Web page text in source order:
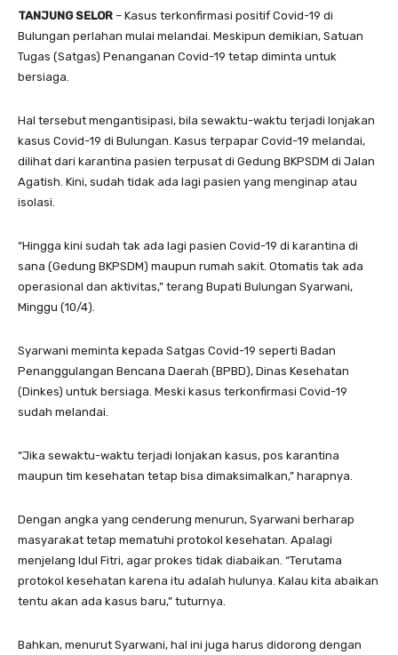
TANJUNG SELOR – Kasus terkonfirmasi positif Covid-19 di
Bulungan perlahan mulai melandai. Meskipun demikian, Satuan
Tugas (Satgas) Penanganan Covid-19 tetap diminta untuk
bersiaga.
Hal tersebut mengantisipasi, bila sewaktu-waktu terjadi lonjakan
kasus Covid-19 di Bulungan. Kasus terpapar Covid-19 melandai,
dilihat dari karantina pasien terpusat di Gedung BKPSDM di Jalan
Agatish. Kini, sudah tidak ada lagi pasien yang menginap atau
isolasi.
“Hingga kini sudah tak ada lagi pasien Covid-19 di karantina di
sana (Gedung BKPSDM) maupun rumah sakit. Otomatis tak ada
operasional dan aktivitas,” terang Bupati Bulungan Syarwani,
Minggu (10/4).
Syarwani meminta kepada Satgas Covid-19 seperti Badan
Penanggulangan Bencana Daerah (BPBD), Dinas Kesehatan
(Dinkes) untuk bersiaga. Meski kasus terkonfirmasi Covid-19
sudah melandai.
“Jika sewaktu-waktu terjadi lonjakan kasus, pos karantina
maupun tim kesehatan tetap bisa dimaksimalkan,” harapnya.
Dengan angka yang cenderung menurun, Syarwani berharap
masyarakat tetap mematuhi protokol kesehatan. Apalagi
menjelang Idul Fitri, agar prokes tidak diabaikan. “Terutama
protokol kesehatan karena itu adalah hulunya. Kalau kita abaikan
tentu akan ada kasus baru,” tuturnya.
Bahkan, menurut Syarwani, hal ini juga harus didorong dengan